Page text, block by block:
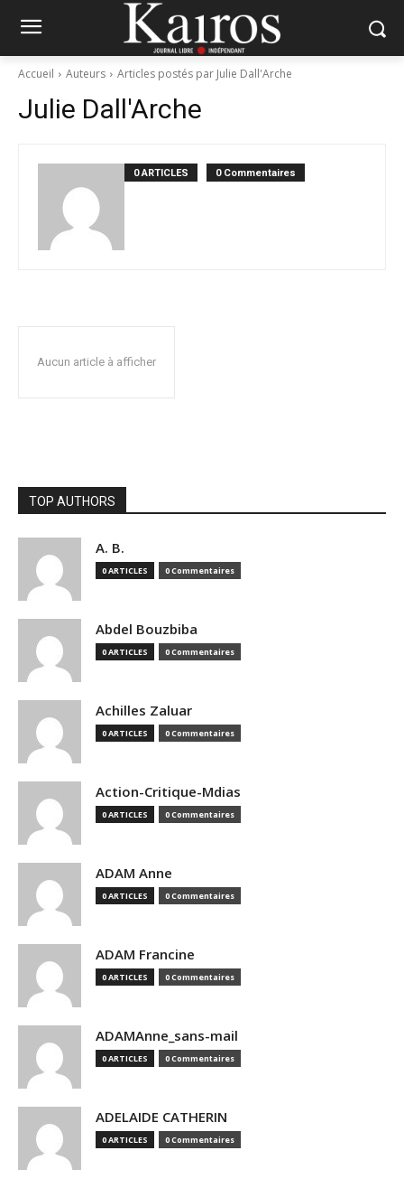
Accueil Auteurs Articles postés par Julie Dall'Arche
Julie Dall'Arche
0 ARTICLES 0 Commentaires
Aucun article à afficher
TOP AUTHORS
A. B.
0 ARTICLES 0 Commentaires
Abdel Bouzbiba
0 ARTICLES 0 Commentaires
Achilles Zaluar
0 ARTICLES 0 Commentaires
Action-Critique-Mdias
0 ARTICLES 0 Commentaires
ADAM Anne
0 ARTICLES 0 Commentaires
ADAM Francine
0 ARTICLES 0 Commentaires
ADAMAnne_sans-mail
0 ARTICLES 0 Commentaires
ADELAIDE CATHERIN
0 ARTICLES 0 Commentaires